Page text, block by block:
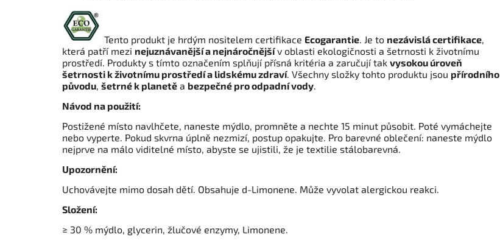
Tento produkt je hrdým nositelem certifikace Ecogarantie. Je to nezávislá certifikace,
která patří mezi nejuznávanější a nejnáročnějšív oblasti ekologičnosti a šetrnosti k životnímu
prostředí. Produkty s tímto označením splňují přísná kritéria a zaručují tak vysokou úroveň
šetrnosti k životnímu prostředí a lidskému zdraví. Všechny složky tohto produktu jsou přírodního
původu, šetrné k planetě a bezpečné pro odpadní vody.
Návod na použití:
Postižené místo navlhčete, naneste mýdlo, promněte a nechte 15 minut působit. Poté vymáchejte
nebo vyperte. Pokud skvrna úplně nezmizí, postup opakujte. Pro barevné oblečení: naneste mýdlo
nejprve na málo viditelné místo, abyste se ujistili, že je textilie stálobarevná.
Upozornění:
Uchovávejte mimo dosah dětí. Obsahuje d-Limonene. Může vyvolat alergickou reakci.
Složení:
≥ 30 % mýdlo, glycerin, žlučové enzymy, Limonene.